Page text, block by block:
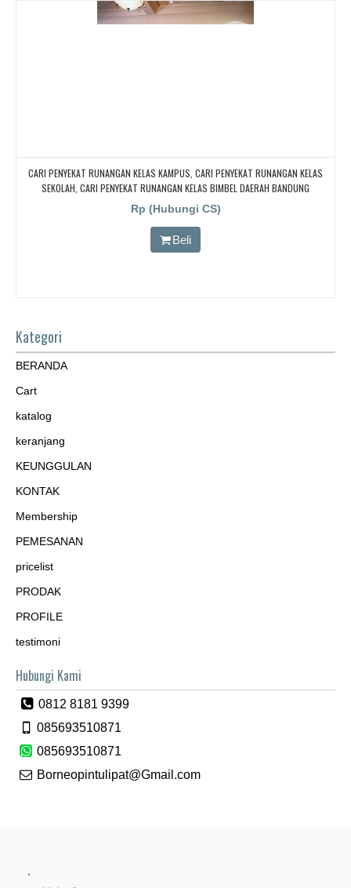
CARI PENYEKAT RUNANGAN KELAS KAMPUS, CARI PENYEKAT RUNANGAN KELAS
SEKOLAH, CARI PENYEKAT RUNANGAN KELAS BIMBEL DAERAH BANDUNG
Rp (Hubungi CS)
Beli
Kategori
BERANDA
Cart
katalog
keranjang
KEUNGGULAN
KONTAK
Membership
PEMESANAN
pricelist
PRODAK
PROFILE
testimoni
Hubungi Kami
0812 8181 9399
085693510871
085693510871
Borneopintulipat@Gmail.com
.